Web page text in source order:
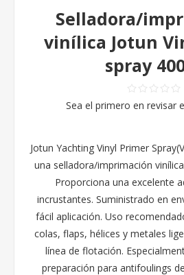
Selladora/
vinílica Jotun
spray
Sea el primero en revisar
Jotun Yachting Vinyl Primer
una selladora/imprimación
Proporciona una excelente
incrustantes. Suministrado en
fácil aplicación. Uso
colas, flaps, hélices y metales
línea de flotación.
preparación para antifoulings